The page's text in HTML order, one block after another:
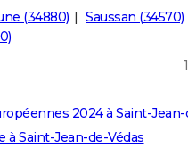
(34880)
Saussan (34570)
2024 à Saint-Jean-
à Saint-Jean-de-Védas